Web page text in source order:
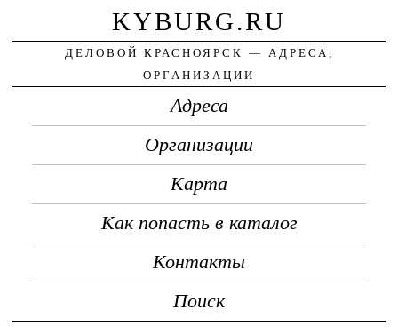
KYBURG.RU
ДЕЛОВОЙ КРАСНОЯРСК — АДРЕСА,
ОРГАНИЗАЦИИ
Адреса
Организации
Карта
Как попасть в каталог
Контакты
Поиск